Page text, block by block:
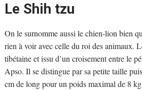
Le Shih tzu
On le surnomme aussi le chien-lion bien
rien à voir avec celle du roi des animaux.
tibétaine et issu d’un croisement entre le
Apso. Il se distingue par sa petite taille
cm de long pour un poids maximal de 8